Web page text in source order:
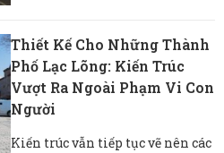
Thiết Kế Cho Những Thành
Phố Lạc Lõng: Kiến Trúc
Vượt Ra Ngoài Phạm Vi Con
Người
Kiến trúc vẫn tiếp tục vẽ nên các